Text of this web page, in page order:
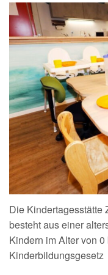
Impressum
Datenschutz
Die Kindertagesstätte
besteht aus einer
Kindern im Alter von
Kinderbildungsgesetz